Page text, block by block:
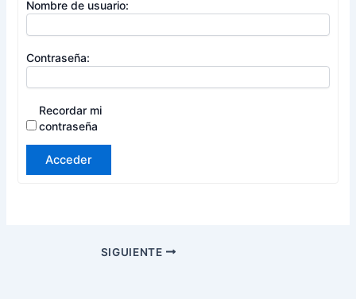
Nombre de usuario:
Contraseña:
Recordar mi
contraseña
Acceder
SIGUIENTE